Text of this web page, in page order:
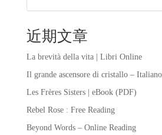
近期文章
La brevità della vita | Libri Online
Il grande ascensore di cristallo – Italiano
Les Frères Sisters | eBook (PDF)
Rebel Rose : Free Reading
Beyond Words – Online Reading